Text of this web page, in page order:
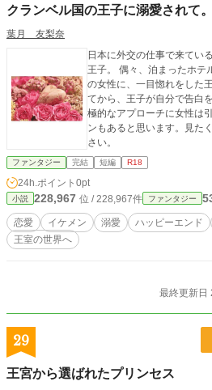
クランベル国の王子に溺愛されて。
葉月 友梨奈
日本に外交の仕事で来てい
王子。 偶々、泊まったホテ
の女性に、一目惚れをした
てから、王子が自分で告白
極的なアプローチに女性は引き込ま
ンもあると思います。見た
さい。
ファンタジー 完結 短編 R18
24h.ポイント 0pt
小説 228,967 位 / 228,967件 ファンタジー
恋愛 イケメン 溺愛 ハッピーエンド
王室の世界へ
最終更新日
29
王宮から選ばれたプリンセス